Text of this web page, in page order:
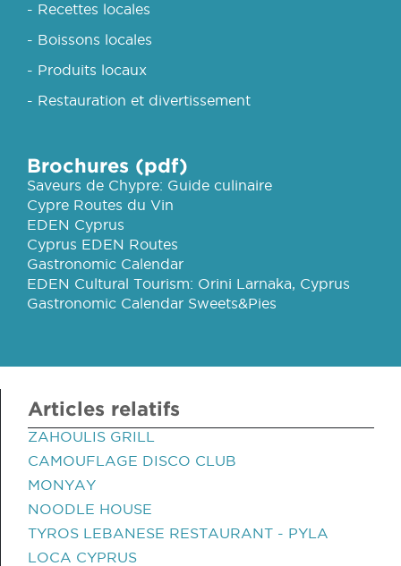
- Recettes locales
- Boissons locales
- Produits locaux
- Restauration et divertissement
Brochures (pdf)
Saveurs de Chypre: Guide culinaire
Cypre Routes du Vin
EDEN Cyprus
Cyprus EDEN Routes
Gastronomic Calendar
EDEN Cultural Tourism: Orini Larnaka, Cyprus
Gastronomic Calendar Sweets&Pies
Articles relatifs
ZAHOULIS GRILL
CAMOUFLAGE DISCO CLUB
MONYAY
NOODLE HOUSE
TYROS LEBANESE RESTAURANT - PYLA
LOCA CYPRUS